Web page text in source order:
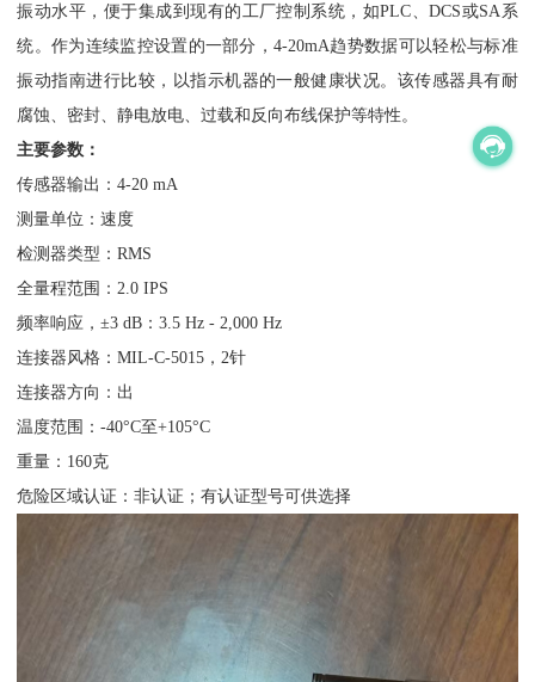
振动水平，便于集成到现有的工厂控制系统，如PLC、DCS或SA系
统。作为连续监控设置的一部分，4-20mA趋势数据可以轻松与标准
振动指南进行比较，以指示机器的一般健康状况。该传感器具有耐
腐蚀、密封、静电放电、过载和反向布线保护等特性。
主要参数：
传感器输出：4-20 mA
测量单位：速度
检测器类型：RMS
全量程范围：2.0 IPS
频率响应，±3 dB：3.5 Hz - 2,000 Hz
连接器风格：MIL-C-5015，2针
连接器方向：出
温度范围：-40°C至+105°C
重量：160克
危险区域认证：非认证；有认证型号可供选择